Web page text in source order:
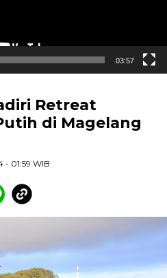
03:57
Retreat
di Magelang
- 01:59 WIB